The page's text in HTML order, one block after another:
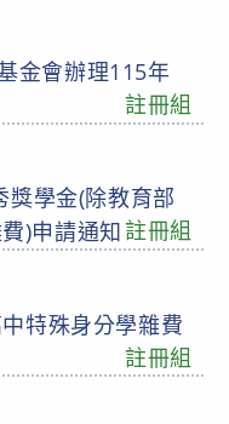
金會辦理115年
註冊組
獎學金(除教育部
)申請通知註冊組
特殊身分學雜費
註冊組